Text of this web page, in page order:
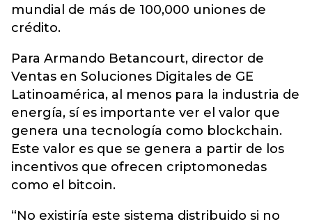
mundial de más de 100,000 uniones de
crédito.
Para Armando Betancourt, director de
Ventas en Soluciones Digitales de GE
Latinoamérica, al menos para la industria de
energía, sí es importante ver el valor que
genera una tecnología como blockchain.
Este valor es que se genera a partir de los
incentivos que ofrecen criptomonedas
como el bitcoin.
“No existiría este sistema distribuido si no